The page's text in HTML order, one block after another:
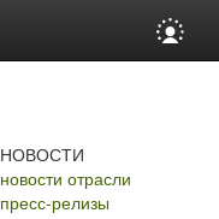
НОВОСТИ
новости отрасли
пресс-релизы